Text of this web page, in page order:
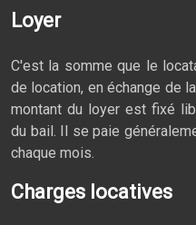
Loyer
C'est la somme que le
de location, en échange de
montant du loyer est fixé
du bail. Il se paie
chaque mois.
Charges locatives